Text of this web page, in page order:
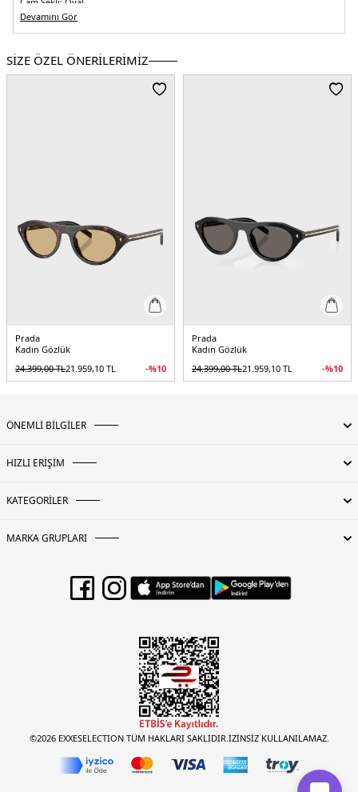
Çerçeve Renk:
Köprü Tasarımı:Standart
Köprü Ölçüsü:21 mm
Devamını Gör
SİZE ÖZEL ÖNERİLERİMİZ
Prada
Kadın Gözlük
24.399,00TL21.959,10 TL -%10
Prada
Kadın Gözlük
24.399,00TL21.959,10 TL -%10
ÖNEMLİ BİLGİLER
HIZLI ERİŞİM
KATEGORİLER
MARKA GRUPLARI
©2026 EXXESELECTION TÜM HAKLARI SAKLIDIR.İZİNSİZ KULLANILAMAZ.